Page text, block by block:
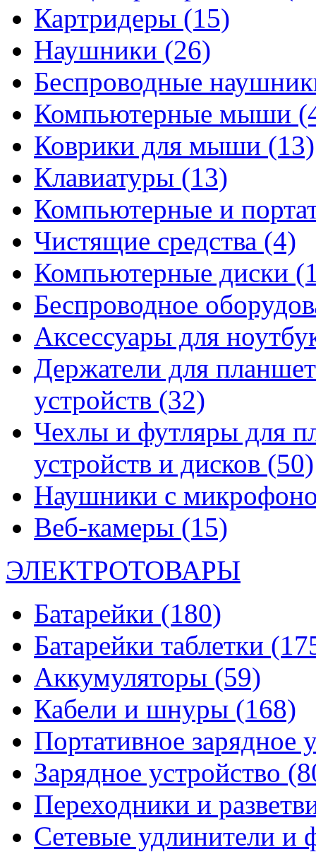
Картридеры (15)
Наушники (26)
Беспроводные
Компьютерные мыши
Коврики для мыши (13)
Клавиатуры (13)
Компьютерные и
Чистящие средства (4)
Компьютерные диски
Беспроводное
Аксессуары для
Держатели для
устройств (32)
Чехлы и футляры для
устройств и дисков (50)
Наушники с
Веб-камеры (15)
ЭЛЕКТРОТОВАРЫ
Батарейки (180)
Батарейки таблетки
Аккумуляторы (59)
Кабели и шнуры (168)
Портативное зарядное
Зарядное устройство
Переходники и
Сетевые удлинители и